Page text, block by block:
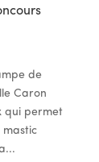
de
Caron
qui permet
mastic